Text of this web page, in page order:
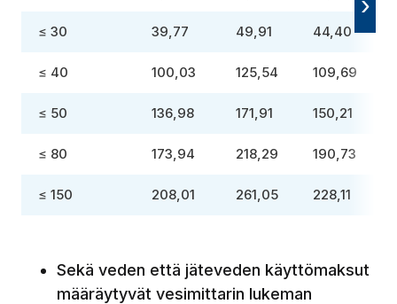
≤ 30 39,77 49,91 44,40
≤ 40 100,03 125,54 109,69
≤ 50 136,98 171,91 150,21
≤ 80 173,94 218,29 190,73
≤ 150 208,01 261,05 228,11
Sekä veden että jäteveden käyttömaksut
määräytyvät vesimittarin lukeman